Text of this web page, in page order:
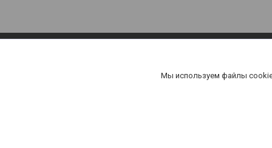
Мы используем файлы